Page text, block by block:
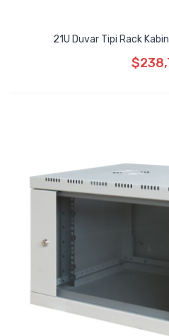
21U Duvar Tipi Rack